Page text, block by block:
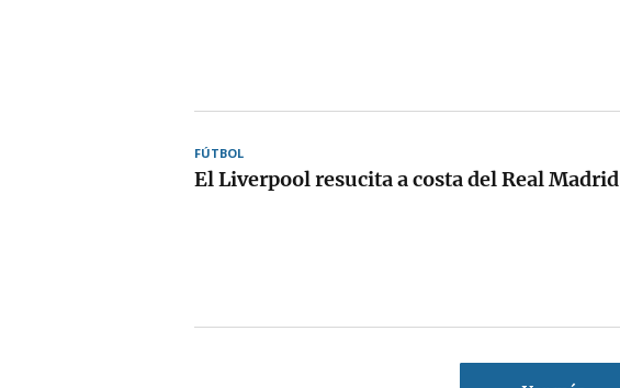
FÚTBOL
El Liverpool resucita a costa del Real Madrid